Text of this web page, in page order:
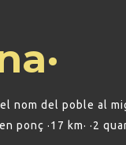
nom del poble al
ponç ·17 km· ·2